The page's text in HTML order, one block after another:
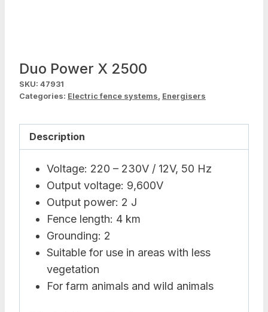
Duo Power X 2500
SKU: 47931
Categories: Electric fence systems, Energisers
Description
Voltage: 220 – 230V / 12V, 50 Hz
Output voltage: 9,600V
Output power: 2 J
Fence length: 4 km
Grounding: 2
Suitable for use in areas with less
vegetation
For farm animals and wild animals